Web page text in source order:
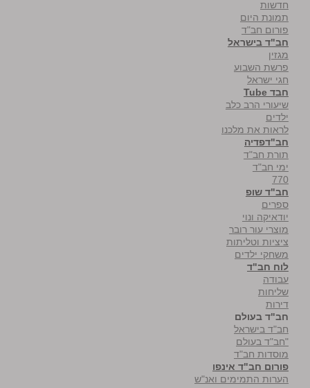
חדשות
תמונת היום
פורום חב"ד
חב"ד בישראל
מגזין
פרשת השבוע
חגי ישראל
חבד Tube
שיעורי הרב כלב
ילדים
לראות את מלכנו
חב"דפדיה
תורת חב"ד
ימי חב"ד
770
חב"ד שופ
ספרים
יודאיקה ונוי
מוצרי עור רובר
ציציות וטליתות
משחקי ילדים
לוח חב"ד
עבודה
שליחות
דירות
חב"ד בעולם
חב"ד בישראל
"חב"ד בעולם
מוסדות חב"ד
פורום חב"ד אינפו
הערות התמימים ואנ"ש